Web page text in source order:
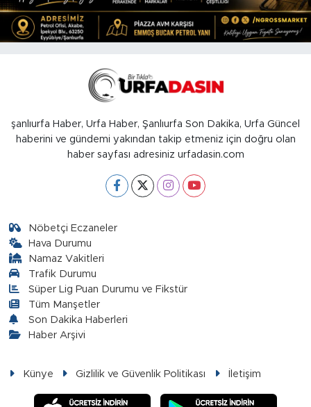
şanlıurfa Haber, Urfa Haber, Şanlıurfa Son Dakika, Urfa Güncel
haberini ve gündemi yakından takip etmeniz için doğru olan
haber sayfası adresiniz urfadasin.com
Nöbetçi Eczaneler
Hava Durumu
Namaz Vakitleri
Trafik Durumu
Süper Lig Puan Durumu ve Fikstür
Tüm Manşetler
Son Dakika Haberleri
Haber Arşivi
Künye Gizlilik ve Güvenlik Politikası İletişim